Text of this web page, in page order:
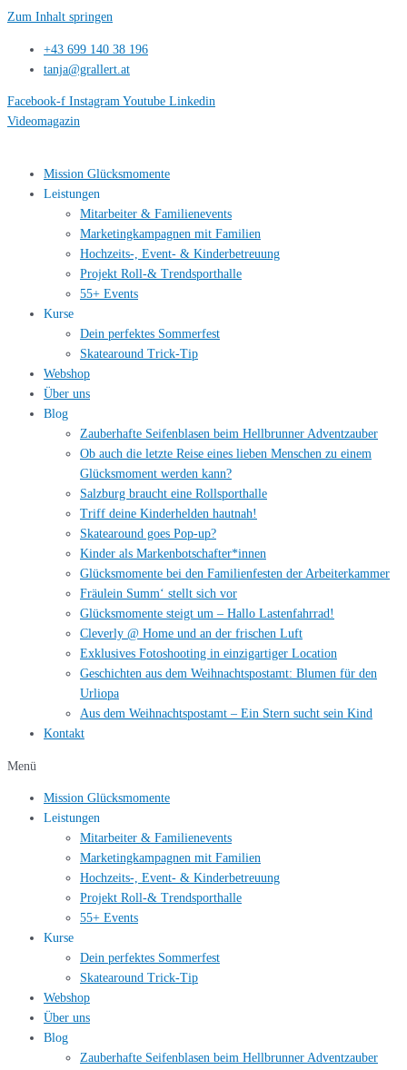
Zum Inhalt springen
+43 699 140 38 196
tanja@grallert.at
Facebook-f Instagram Youtube Linkedin
Videomagazin
Mission Glücksmomente
Leistungen
Mitarbeiter & Familienevents
Marketingkampagnen mit Familien
Hochzeits-, Event- & Kinderbetreuung
Projekt Roll-& Trendsporthalle
55+ Events
Kurse
Dein perfektes Sommerfest
Skatearound Trick-Tip
Webshop
Über uns
Blog
Zauberhafte Seifenblasen beim Hellbrunner Adventzauber
Ob auch die letzte Reise eines lieben Menschen zu einem
Glücksmoment werden kann?
Salzburg braucht eine Rollsporthalle
Triff deine Kinderhelden hautnah!
Skatearound goes Pop-up?
Kinder als Markenbotschafter*innen
Glücksmomente bei den Familienfesten der Arbeiterkammer
Fräulein Summ‘ stellt sich vor
Glücksmomente steigt um – Hallo Lastenfahrrad!
Cleverly @ Home und an der frischen Luft
Exklusives Fotoshooting in einzigartiger Location
Geschichten aus dem Weihnachtspostamt: Blumen für den
Urliopa
Aus dem Weihnachtspostamt – Ein Stern sucht sein Kind
Kontakt
Menü
Mission Glücksmomente
Leistungen
Mitarbeiter & Familienevents
Marketingkampagnen mit Familien
Hochzeits-, Event- & Kinderbetreuung
Projekt Roll-& Trendsporthalle
55+ Events
Kurse
Dein perfektes Sommerfest
Skatearound Trick-Tip
Webshop
Über uns
Blog
Zauberhafte Seifenblasen beim Hellbrunner Adventzauber